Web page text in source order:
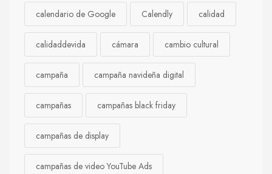
calendario de Google Calendly calidad
calidaddevida cámara cambio cultural
campaña campaña navideña digital
campañas campañas black friday
campañas de display
campañas de video YouTube Ads